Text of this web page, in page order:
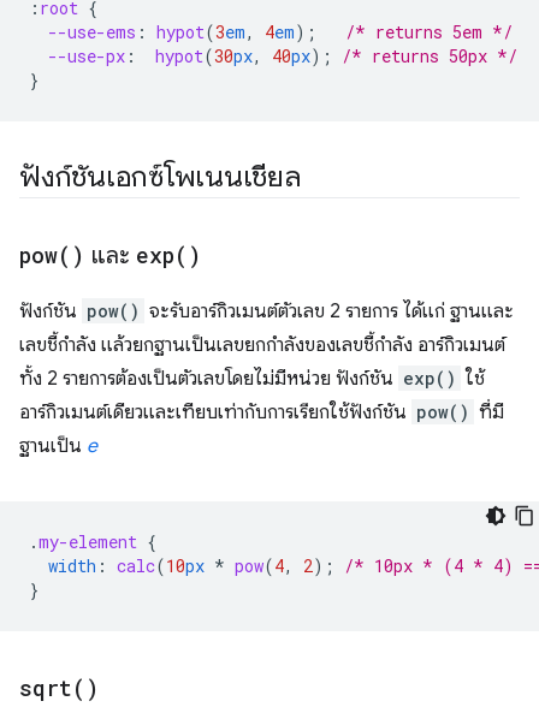
: root {
--use-ems : hypot(3em, 4em);
/* returns 5em */
--use-px : hypot(30px, 40px);
/* returns 50px */
}
ฟังก์ชันเอกซ์โพเนนเชียล
pow( ) และ exp( )
ฟังก์ชัน pow() จะรับอาร์กิวเมนต์ตัวเลข 2 รายการ ได้แก่ ฐานและ
เลขชี้กำลัง แล้วยกฐานเป็นเลขยกกำลังของเลขชี้กำลัง อาร์กิวเมนต์
ทั้ง 2 รายการต้องเป็นตัวเลขโดยไม่มีหน่วย ฟังก์ชัน exp() ใช้
อาร์กิวเมนต์เดียวและเทียบเท่ากับการเรียกใช้ฟังก์ชัน pow() ที่มี
ฐานเป็น e
.my-element {
width : calc(10px * pow(4, 2) ;
/* 10px * (4 * 4)
}
sqrt( )